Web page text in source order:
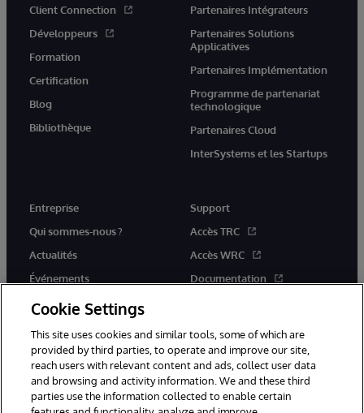
Client Connection
Développeurs
Formation
Certification
Blog
Bibliothèque
Partenaires Intégrateurs
Partenaires Solutions
Applicatives
Partenaires Implémentation
Programme de partenariat
technologique
Partenaires Cloud
InterSystems et les Startups
Entreprise
Qui sommes-nous ?
Actualités
Événements
Rejoignez-nous
Support
Accès TRC
Accès WRC
Documentation
© 1996-2026 InterSystems Corporation, Boston, MA. Tous droits
Cookie Settings
This site uses cookies and similar tools, some of which are
provided by third parties, to operate and improve our site,
reach users with relevant content and ads, collect user data
and browsing and activity information. We and these third
parties use the information collected to enable certain